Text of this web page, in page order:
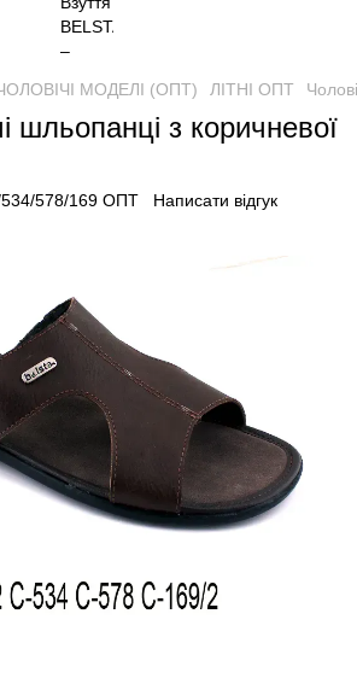
МОДЕЛІ (ОПТ) ЛІТНІ ОПТ
шльопанці з коричневої
578/169 ОПТ Написати відгук